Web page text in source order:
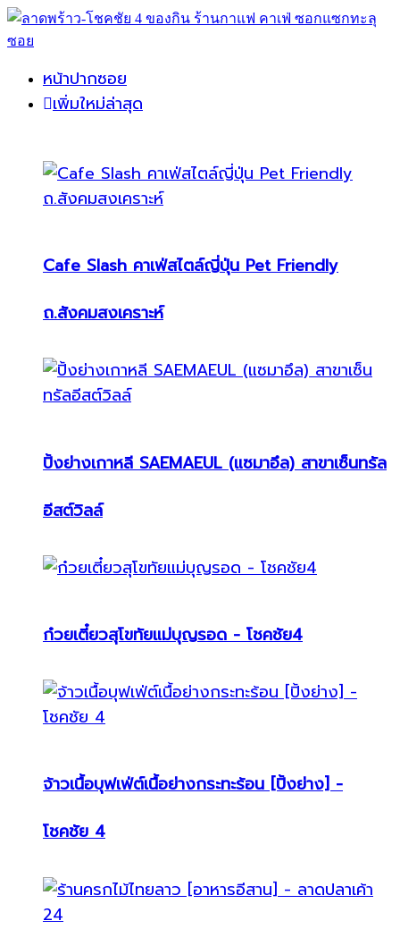
หน้าปากซอย
เพิ่มใหม่ล่าสุด
Cafe Slash คาเฟ่สไตล์ญี่ปุ่น Pet Friendly
ถ.สังคมสงเคราะห์
ปิ้งย่างเกาหลี SAEMAEUL (แซมาอึล) สาขาเซ็นทรัล
อีสต์วิลล์
ก๋วยเตี๋ยวสุโขทัยแม่บุญรอด - โชคชัย4
จ้าวเนื้อบุฟเฟ่ต์เนื้อย่างกระทะร้อน [ปิ้งย่าง] -
โชคชัย 4